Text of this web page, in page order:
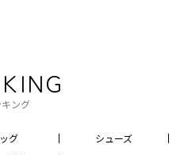
キング
グ
シューズ